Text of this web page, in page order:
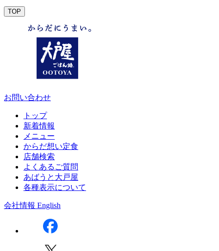
TOP
お問い合わせ
トップ
新着情報
メニュー
からだ想い定食
店舗検索
よくあるご質問
あばうと大戸屋
各種表示について
会社情報 English